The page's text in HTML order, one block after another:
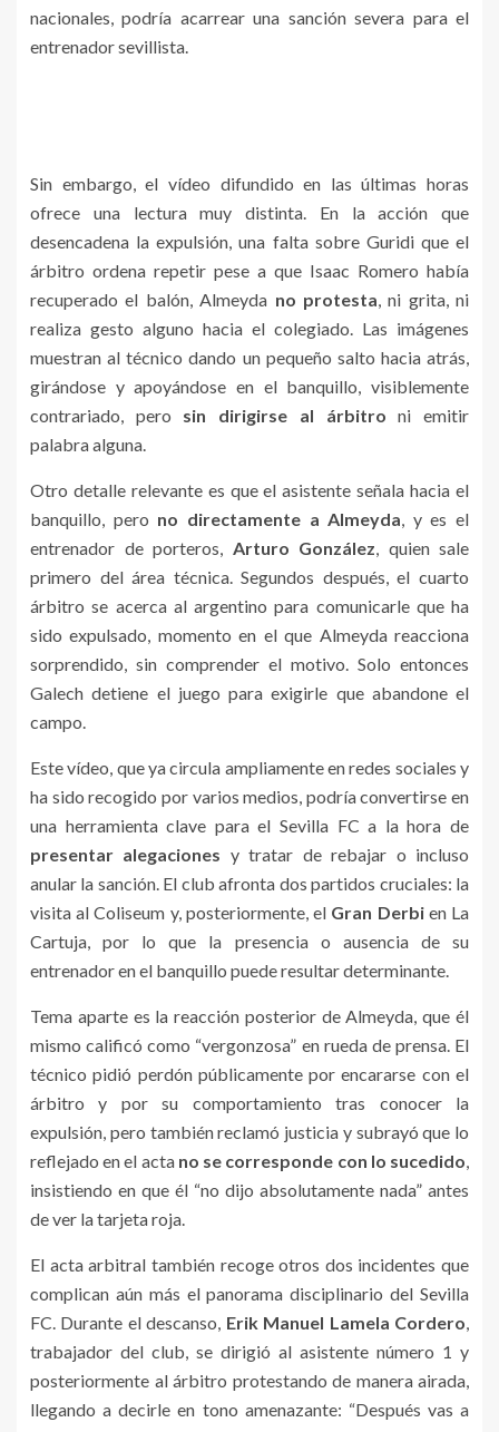
nacionales, podría acarrear una sanción severa para el
entrenador sevillista.
Sin embargo, el vídeo difundido en las últimas horas
ofrece una lectura muy distinta. En la acción que
desencadena la expulsión, una falta sobre Guridi que el
árbitro ordena repetir pese a que Isaac Romero había
recuperado el balón, Almeyda no protesta, ni grita, ni
realiza gesto alguno hacia el colegiado. Las imágenes
muestran al técnico dando un pequeño salto hacia atrás,
girándose y apoyándose en el banquillo, visiblemente
contrariado, pero sin dirigirse al árbitro ni emitir
palabra alguna.
Otro detalle relevante es que el asistente señala hacia el
banquillo, pero no directamente a Almeyda, y es el
entrenador de porteros, Arturo González, quien sale
primero del área técnica. Segundos después, el cuarto
árbitro se acerca al argentino para comunicarle que ha
sido expulsado, momento en el que Almeyda reacciona
sorprendido, sin comprender el motivo. Solo entonces
Galech detiene el juego para exigirle que abandone el
campo.
Este vídeo, que ya circula ampliamente en redes sociales y
ha sido recogido por varios medios, podría convertirse en
una herramienta clave para el Sevilla FC a la hora de
presentar alegaciones y tratar de rebajar o incluso
anular la sanción. El club afronta dos partidos cruciales: la
visita al Coliseum y, posteriormente, el Gran Derbien La
Cartuja, por lo que la presencia o ausencia de su
entrenador en el banquillo puede resultar determinante.
Tema aparte es la reacción posterior de Almeyda, que él
mismo calificó como “vergonzosa” en rueda de prensa. El
técnico pidió perdón públicamente por encararse con el
árbitro y por su comportamiento tras conocer la
expulsión, pero también reclamó justicia y subrayó que lo
reflejado en el acta no se corresponde con lo sucedido,
insistiendo en que él “no dijo absolutamente nada” antes
de ver la tarjeta roja.
El acta arbitral también recoge otros dos incidentes que
complican aún más el panorama disciplinario del Sevilla
FC. Durante el descanso, Erik Manuel Lamela Cordero,
trabajador del club, se dirigió al asistente número 1 y
posteriormente al árbitro protestando de manera airada,
llegando a decirle en tono amenazante: “Después vas a